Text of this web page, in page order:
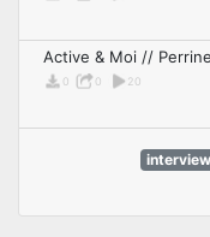
Active & Moi //
0 0 20
interview